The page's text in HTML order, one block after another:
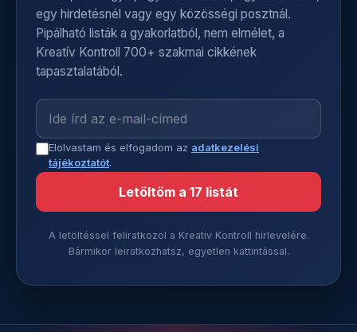
egy hirdetésnél vagy egy közösségi posztnál.
Pipálható listák a gyakorlatból, nem elmélet, a
Kreatív Kontroll 700+ szakmai cikkének
tapasztalatából.
Elolvastam és elfogadom az adatkezelési
tájékoztatót.
Letöltöm a 17 listát
A letöltéssel feliratkozol a Kreatív Kontroll hírlevelére.
Bármikor leiratkozhatsz, egyetlen kattintással.